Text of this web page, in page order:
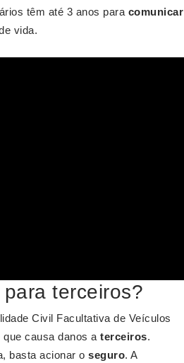
têm até 3 anos para comunicar
vida.
terceiros?
Civil Facultativa de Veículos
causa danos a terceiros.
basta acionar o seguro. A